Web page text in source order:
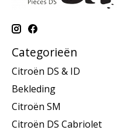
Categorieën
Citroën DS & ID
Bekleding
Citroën SM
Citroën DS Cabriolet